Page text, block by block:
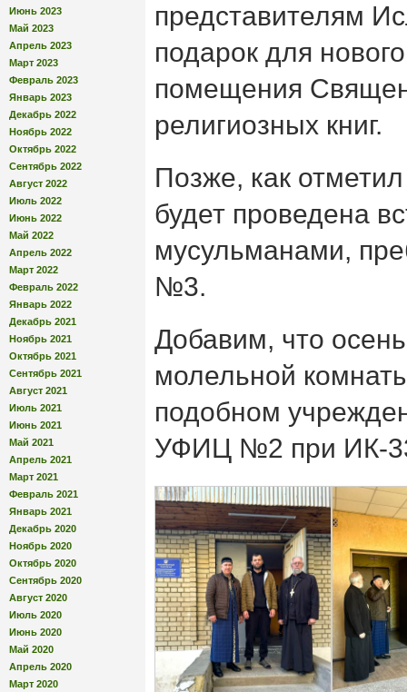
Июнь 2023
Май 2023
Апрель 2023
Март 2023
Февраль 2023
Январь 2023
Декабрь 2022
Ноябрь 2022
Октябрь 2022
Сентябрь 2022
Август 2022
Июль 2022
Июнь 2022
Май 2022
Апрель 2022
Март 2022
Февраль 2022
Январь 2022
Декабрь 2021
Ноябрь 2021
Октябрь 2021
Сентябрь 2021
Август 2021
Июль 2021
Июнь 2021
Май 2021
Апрель 2021
Март 2021
Февраль 2021
Январь 2021
Декабрь 2020
Ноябрь 2020
Октябрь 2020
Сентябрь 2020
Август 2020
Июль 2020
Июнь 2020
Май 2020
Апрель 2020
Март 2020
представителям
подарок для
помещения
религиозных книг.
Позже, как
будет проведена
мусульманами,
№3.
Добавим, что
молельной
подобном
УФИЦ №2 при ИК-